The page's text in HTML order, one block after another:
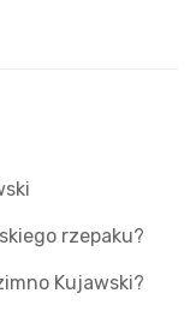
rzepaku?
Kujawski?